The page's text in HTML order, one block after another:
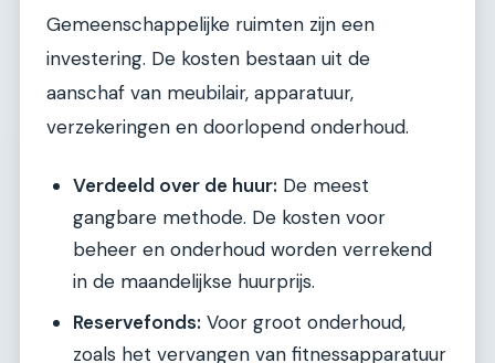
Gemeenschappelijke ruimten zijn een
investering. De kosten bestaan uit de
aanschaf van meubilair, apparatuur,
verzekeringen en doorlopend onderhoud.
Verdeeld over de huur: De meest
gangbare methode. De kosten voor
beheer en onderhoud worden verrekend
in de maandelijkse huurprijs.
Reservefonds: Voor groot onderhoud,
zoals het vervangen van fitnessapparatuur